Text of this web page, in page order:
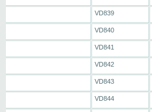
VD839
VD840
VD841
VD842
VD843
VD844